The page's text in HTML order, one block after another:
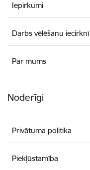
Iepirkumi
Darbs vēlēšanu iecirknī
Par mums
Noderīgi
Privātuma politika
Piekļūstamība